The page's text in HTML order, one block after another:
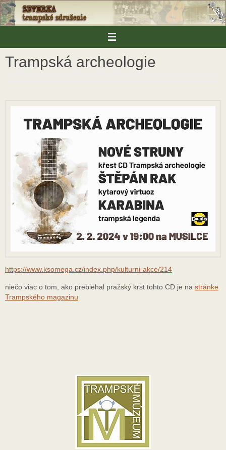
Skip
to
content
Trampská archeologie
https://www.ksomega.cz/index.php/kulturni-akce/214
niečo viac o tom, ako prebiehal pražský krst tohto CD je na stránke
Trampského magazinu